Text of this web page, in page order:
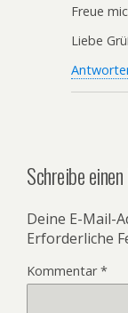
Freue
Liebe
Schreibe
Deine E-Mail-
Erforderliche
Kommentar*